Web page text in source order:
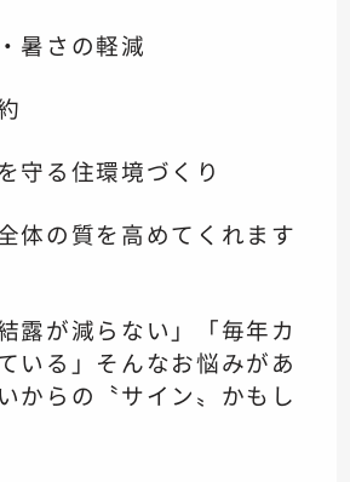
暑さの軽減
守る住環境づくり
体の質を高めてくれます
露が減らない」「毎年カ
いる」そんなお悩みがあ
からの〝サイン〟かもし